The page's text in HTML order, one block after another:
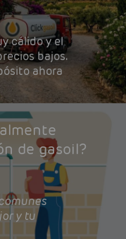
cálido y el
bajos.
ahora
de gasoil?
y tu